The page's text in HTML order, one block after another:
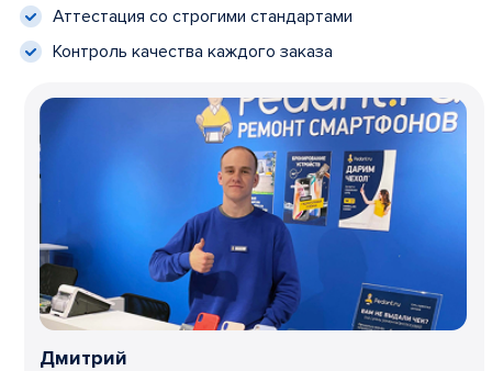
Аттестация со строгими стандартами
Контроль качества каждого заказа
Дмитрий